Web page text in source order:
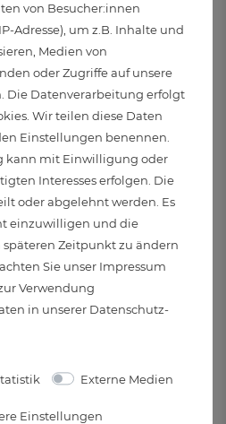
von Besucher:innen
Adresse), um z.B. Inhalte und
Medien von
oder Zugriffe auf unsere
Die Datenverarbeitung erfolgt
Wir teilen diese Daten
Einstellungen benennen.
kann mit Einwilligung oder
Interesses erfolgen. Die
oder abgelehnt werden. Es
einzuwilligen und die
Zeitpunkt zu ändern
Sie unser Impressum
Verwendung
in unserer Daten­schutz­
Externe Medien
Einstellungen